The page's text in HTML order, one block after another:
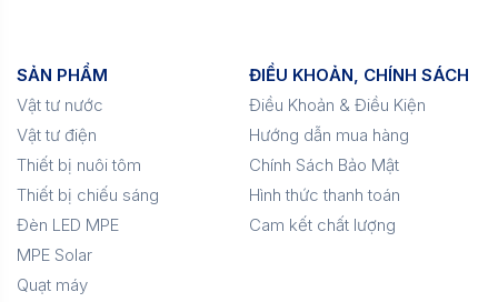
SẢN PHẨM
Vật tư nước
Vật tư điện
Thiết bị nuôi tôm
Thiết bị chiếu sáng
Đèn LED MPE
MPE Solar
Quạt máy
ĐIỀU KHOẢN, CHÍNH SÁCH
Điều Khoản & Điều Kiện
Hướng dẫn mua hàng
Chính Sách Bảo Mật
Hình thức thanh toán
Cam kết chất lượng